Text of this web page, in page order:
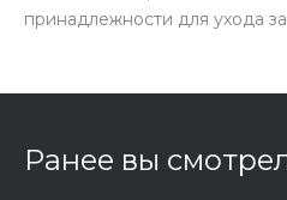
принадлежности для ухода
Ранее вы